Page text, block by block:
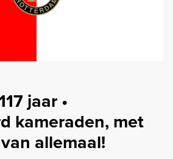
jaar •
kameraden, met
allemaal!